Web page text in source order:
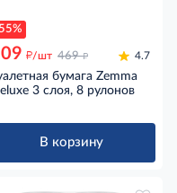
д/шт 469 д 4.7
бумага Zemma
3 слоя, 8 рулонов
В корзину